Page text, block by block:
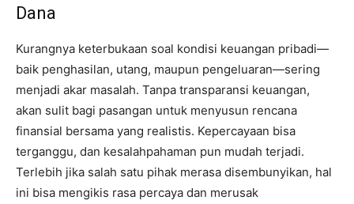
Dana
Kurangnya keterbukaan soal kondisi keuangan pribadi—
baik penghasilan, utang, maupun pengeluaran—sering
menjadi akar masalah. Tanpa transparansi keuangan,
akan sulit bagi pasangan untuk menyusun rencana
finansial bersama yang realistis. Kepercayaan bisa
terganggu, dan kesalahpahaman pun mudah terjadi.
Terlebih jika salah satu pihak merasa disembunyikan, hal
ini bisa mengikis rasa percaya dan merusak